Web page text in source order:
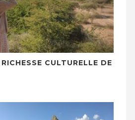
CULTURELLE DE